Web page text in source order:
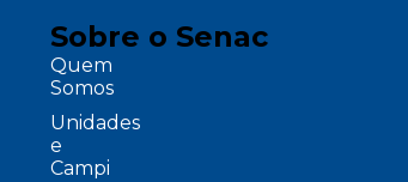
Sobre o Senac
Quem
Somos
Unidades
e
Campi